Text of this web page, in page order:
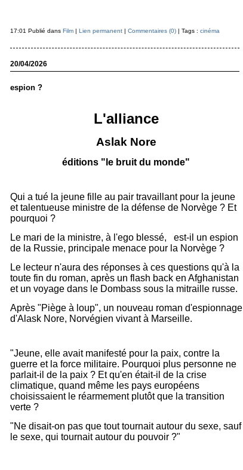
17:01 Publié dans Film| Lien permanent| Commentaires (0)| Tags : cinéma
20/04/2026
espion ?
L'alliance
Aslak Nore
éditions "le bruit du monde"
Qui a tué la jeune fille au pair travaillant pour la jeune
et talentueuse ministre de la défense de Norvège ? Et
pourquoi ?
Le mari de la ministre, à l'ego blessé, est-il un espion
de la Russie, principale menace pour la Norvège ?
Le lecteur n'aura des réponses à ces questions qu'à la
toute fin du roman, après un flash back en Afghanistan
et un voyage dans le Dombass sous la mitraille russe.
Après "Piège à loup", un nouveau roman d'espionnage
d'Alask Nore, Norvégien vivant à Marseille.
"Jeune, elle avait manifesté pour la paix, contre la
guerre et la force militaire. Pourquoi plus personne ne
parlait-il de la paix ? Et qu'en était-il de la crise
climatique, quand même les pays européens
choisissaient le réarmement plutôt que la transition
verte ?
"Ne disait-on pas que tout tournait autour du sexe, sauf
le sexe, qui tournait autour du pouvoir ?"